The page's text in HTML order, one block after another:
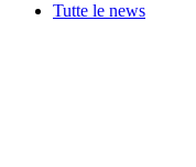
Tutte le news